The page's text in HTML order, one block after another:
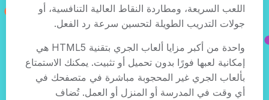
اللعب السريعة، ومطاردة النقاط العالية التنافسية، أو
جولات التدريب الطويلة لتحسين سرعة رد الفعل.
واحدة من أكبر مزايا ألعاب الجري بتقنية HTML5 هي
إمكانية لعبها فورًا بدون تحميل أو تثبيت. يمكنك الاستمتاع
بألعاب الجري غير المحجوبة مباشرة في متصفحك في
أي وقت في المدرسة أو المنزل أو العمل. تُضاف